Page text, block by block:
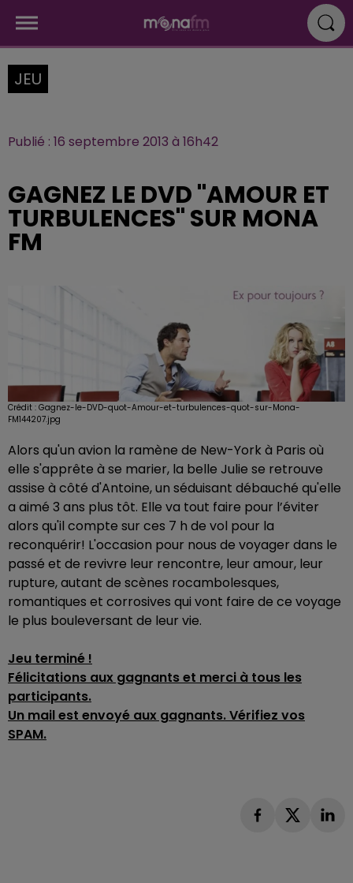
JEU
Publié : 16 septembre 2013 à 16h42
GAGNEZ LE DVD "AMOUR ET
TURBULENCES" SUR MONA
FM
Crédit : Gagnez-le-DVD-quot-Amour-et-turbulences-quot-sur-Mona-
FM144207.jpg
Alors qu'un avion la ramène de New-York à Paris où
elle s'apprête à se marier, la belle Julie se retrouve
assise à côté d'Antoine, un séduisant débauché qu'elle
a aimé 3 ans plus tôt. Elle va tout faire pour l’éviter
alors qu'il compte sur ces 7 h de vol pour la
reconquérir! L'occasion pour nous de voyager dans le
passé et de revivre leur rencontre, leur amour, leur
rupture, autant de scènes rocambolesques,
romantiques et corrosives qui vont faire de ce voyage
le plus bouleversant de leur vie.
Jeu terminé !
Félicitations aux gagnants et merci à tous les
participants.
Un mail est envoyé aux gagnants. Vérifiez vos
SPAM.